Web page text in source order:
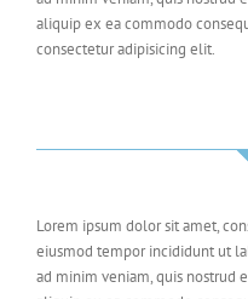
aliquip ex ea commodo
consectetur adipisicing elit.
Lorem ipsum dolor sit amet,
eiusmod tempor incididunt ut
ad minim veniam, quis nostrud